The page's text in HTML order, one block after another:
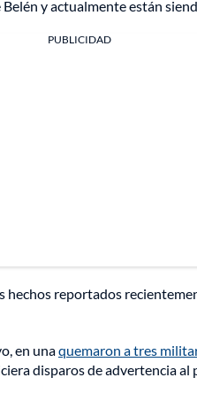
y actualmente están
PUBLICIDAD
hechos reportados
en unaquemaron a tres
disparos de advertencia